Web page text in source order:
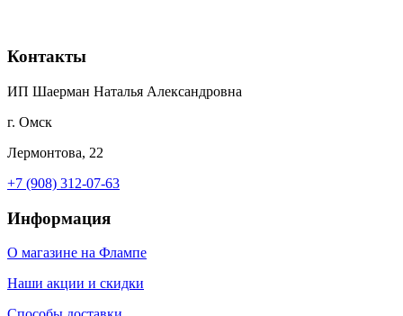
Контакты
ИП Шаерман Наталья Александровна
г. Омск
Лермонтова, 22
+7 (908) 312-07-63
Информация
О магазине на Флампе
Наши акции и скидки